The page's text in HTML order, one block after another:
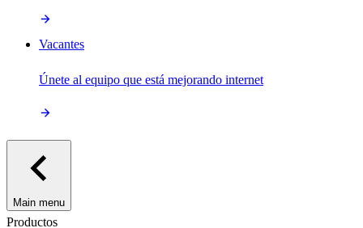
Vacantes
Únete al equipo que está mejorando internet
Main menu
Productos